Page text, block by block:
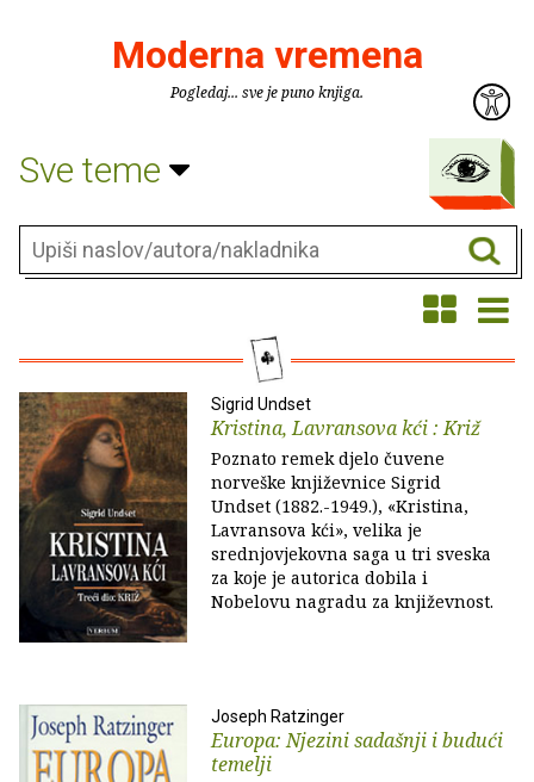
Moderna vremena
Pogledaj... sve je puno knjiga.
Sve teme
Sigrid Undset
Kristina, Lavransova kći : Križ
Poznato remek djelo čuvene
norveške književnice Sigrid
Undset (1882.-1949.), «Kristina,
Lavransova kći», velika je
srednjovjekovna saga u tri sveska
za koje je autorica dobila i
Nobelovu nagradu za književnost.
Joseph Ratzinger
Europa: Njezini sadašnji i budući
temelji